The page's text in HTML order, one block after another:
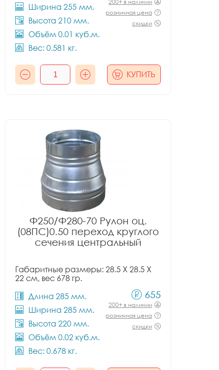
Ширина 255 мм.
Высота 210 мм.
Объём 0.01 куб.м.
Вес: 0.581 кг.
200+ в наличии
розничная цена
скидки
КУПИТЬ
Ф250/Ф280-70 Рулон оц.
(08ПС)0.50 переход круглого
сечения центральный
Габаритные размеры: 28.5 X 28.5 X
22 см, вес 678 гр.
Длина 285 мм.
Ширина 285 мм.
Высота 220 мм.
Объём 0.02 куб.м.
Вес: 0.678 кг.
655
200+ в наличии
розничная цена
скидки